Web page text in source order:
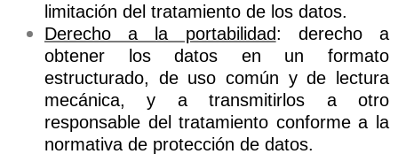
limitación del tratamiento de los datos.
Derecho a la portabilidad: derecho a
obtener los datos en un formato
estructurado, de uso común y de lectura
mecánica, y a transmitirlos a otro
responsable del tratamiento conforme a la
normativa de protección de datos.